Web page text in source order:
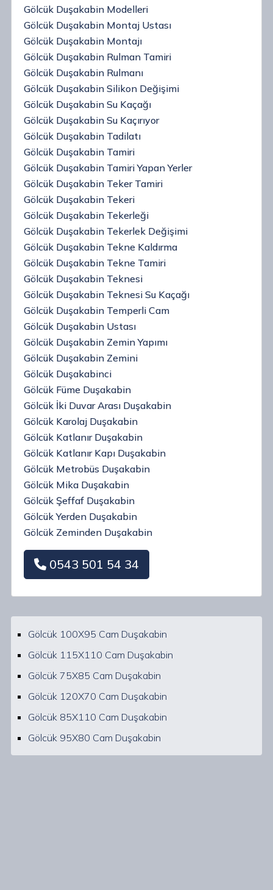
Gölcük Duşakabin Modelleri
Gölcük Duşakabin Montaj Ustası
Gölcük Duşakabin Montajı
Gölcük Duşakabin Rulman Tamiri
Gölcük Duşakabin Rulmanı
Gölcük Duşakabin Silikon Değişimi
Gölcük Duşakabin Su Kaçağı
Gölcük Duşakabin Su Kaçırıyor
Gölcük Duşakabin Tadilatı
Gölcük Duşakabin Tamiri
Gölcük Duşakabin Tamiri Yapan Yerler
Gölcük Duşakabin Teker Tamiri
Gölcük Duşakabin Tekeri
Gölcük Duşakabin Tekerleği
Gölcük Duşakabin Tekerlek Değişimi
Gölcük Duşakabin Tekne Kaldırma
Gölcük Duşakabin Tekne Tamiri
Gölcük Duşakabin Teknesi
Gölcük Duşakabin Teknesi Su Kaçağı
Gölcük Duşakabin Temperli Cam
Gölcük Duşakabin Ustası
Gölcük Duşakabin Zemin Yapımı
Gölcük Duşakabin Zemini
Gölcük Duşakabinci
Gölcük Füme Duşakabin
Gölcük İki Duvar Arası Duşakabin
Gölcük Karolaj Duşakabin
Gölcük Katlanır Duşakabin
Gölcük Katlanır Kapı Duşakabin
Gölcük Metrobüs Duşakabin
Gölcük Mika Duşakabin
Gölcük Şeffaf Duşakabin
Gölcük Yerden Duşakabin
Gölcük Zeminden Duşakabin
0543 501 54 34
Gölcük 100X95 Cam Duşakabin
Gölcük 115X110 Cam Duşakabin
Gölcük 75X85 Cam Duşakabin
Gölcük 120X70 Cam Duşakabin
Gölcük 85X110 Cam Duşakabin
Gölcük 95X80 Cam Duşakabin